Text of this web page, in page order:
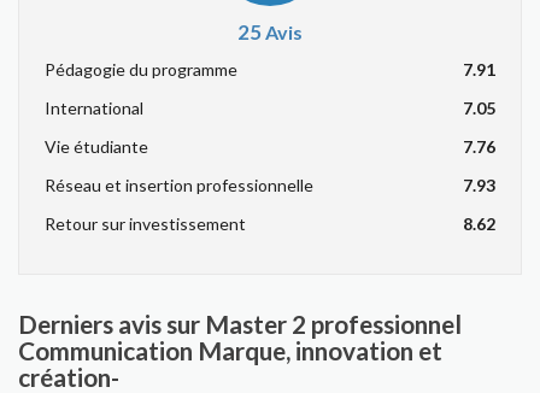
25Avis
Pédagogie du programme
7.91
International
7.05
Vie étudiante
7.76
Réseau et insertion professionnelle
7.93
Retour sur investissement
8.62
Derniers avis sur Master 2 professionnel
Communication Marque, innovation et
création-